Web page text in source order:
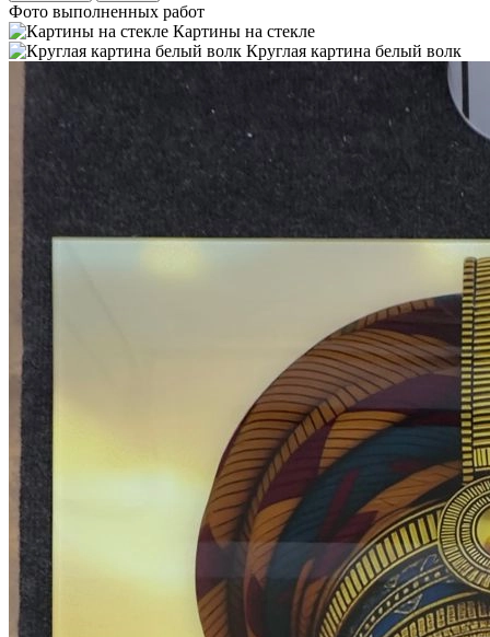
Фото выполненных работ
Картины на стекле
Круглая картина белый волк